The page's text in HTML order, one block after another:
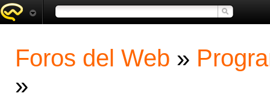
Foros del Web »
»